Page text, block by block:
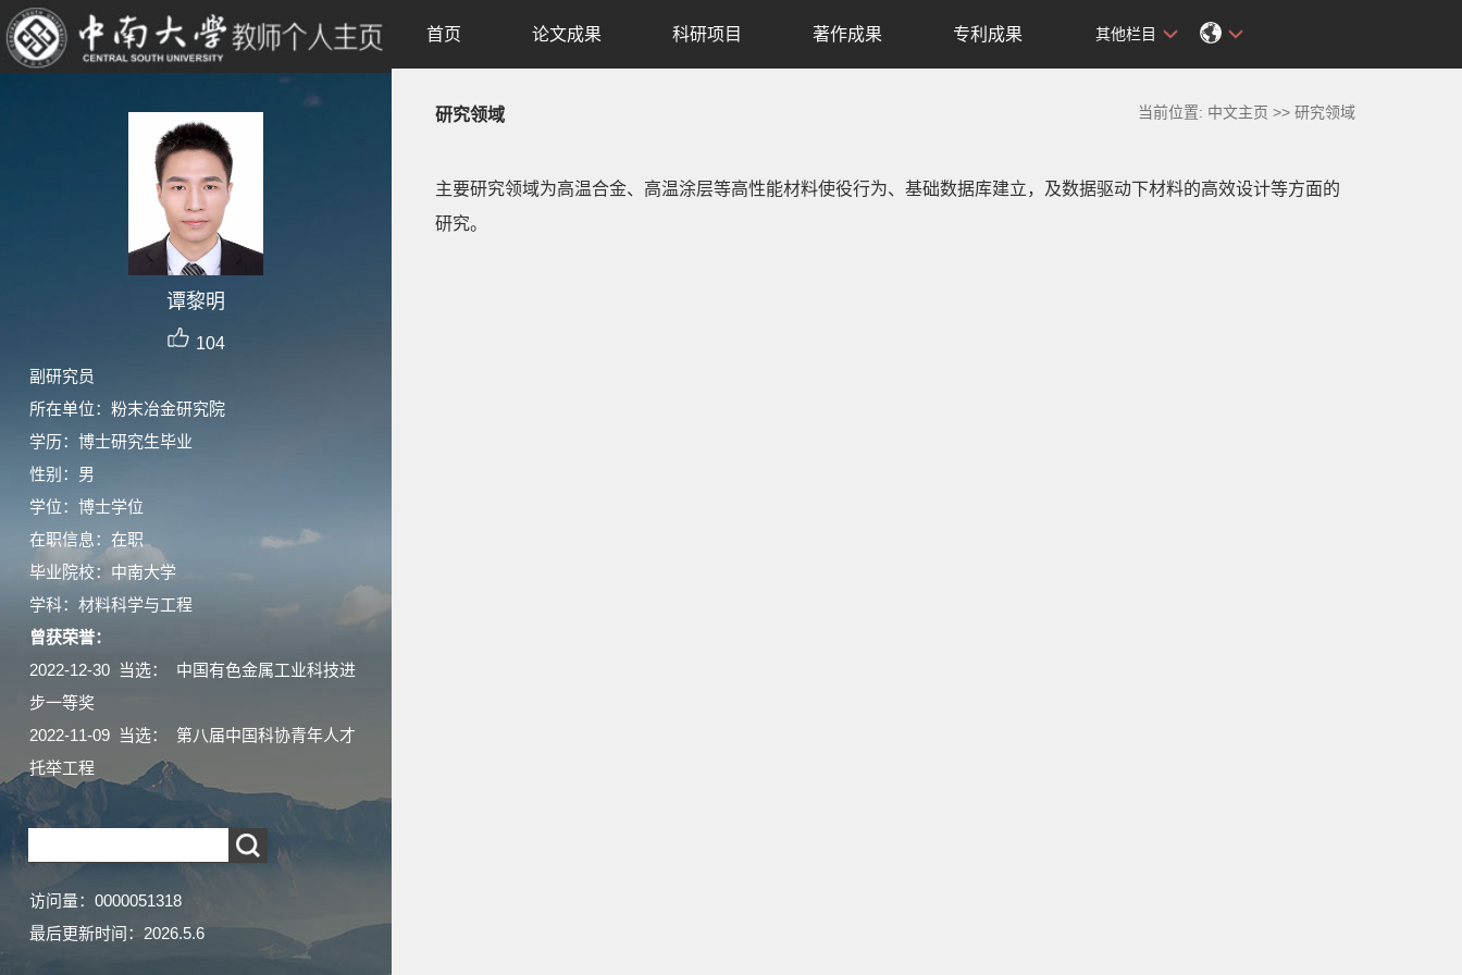
谭黎明
104
副研究员
所在单位：粉末冶金研究院
学历：博士研究生毕业
性别：男
学位：博士学位
在职信息：在职
毕业院校：中南大学
学科：材料科学与工程
曾获荣誉：
2022-12-30 当选： 中国有色金属工业科技进
步一等奖
2022-11-09 当选： 第八届中国科协青年人才
托举工程
访问量： 0000051318
最后更新时间： 2026.5.6
首页 论文成果 科研项目 著作成果 专利成果 其他栏目
研究领域 当前位置: 中文主页 >>研究领域
主要研究领域为高温合金、高温涂层等高性能材料使役行为、基础数据库建立，及数据驱动下材料的高效设计等方面的
研究。